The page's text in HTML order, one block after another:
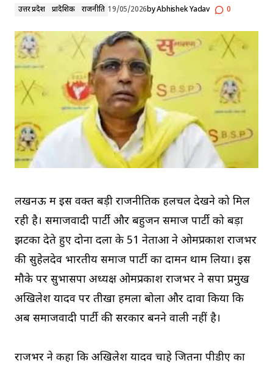
उत्तर प्रदेश प्रादेशिक राजनीति 19/05/2026byAbhishek Yadav 0
लखनऊ में इस वक्त बड़ी राजनीतिक हलचल देखने को मिल
रही है। समाजवादी पार्टी और बहुजन समाज पार्टी को बड़ा
झटका देते हुए दोनों दलों के 51 नेताओं ने ओमप्रकाश राजभर
की सुहेलदेव भारतीय समाज पार्टी का दामन थाम लिया। इस
मौके पर सुभासपा अध्यक्ष ओमप्रकाश राजभर ने सपा प्रमुख
अखिलेश यादव पर तीखा हमला बोला और दावा किया कि
अब समाजवादी पार्टी की सरकार बनने वाली नहीं है।
राजभर ने कहा कि अखिलेश यादव चाहे जितना पीडीए का